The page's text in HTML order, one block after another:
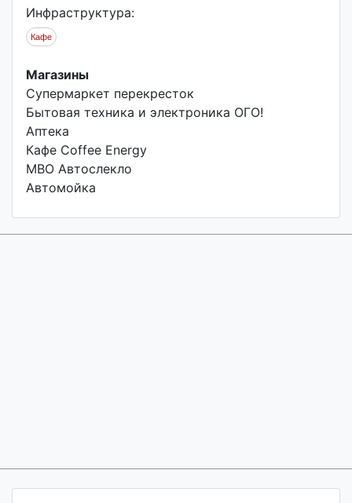
Инфраструктура:
Кафе
Магазины
Супермаркет перекресток
Бытовая техника и электроника ОГО!
Аптека
Кафе Coffee Energy
МВО Автослекло
Автомойка